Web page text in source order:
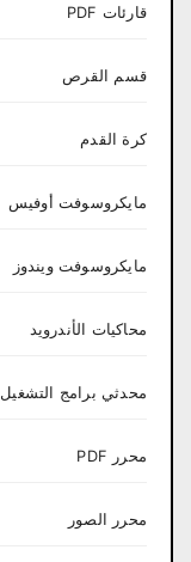
قارئات PDF
قسم القرص
كرة القدم
مايكروسوفت أوفيس
مايكروسوفت ويندوز
محاكيات الأندرويد
محدثي برامج التشغيل
محرر PDF
محرر الصور